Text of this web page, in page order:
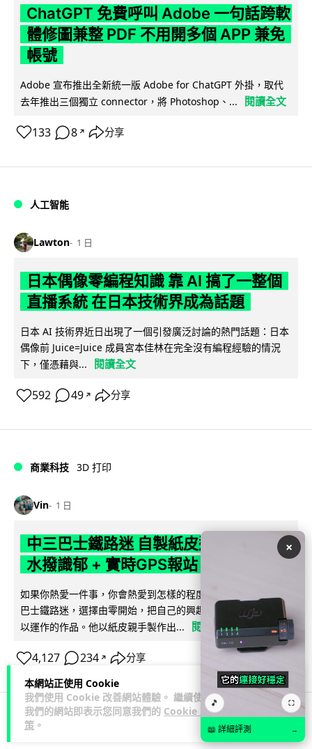
本網站正使用 Cookie
我們使用 Cookie 改善網站體驗。 繼續使用
我們的網站即表示您同意我們的 Cookie 政
策 。
ChatGPT 免費呼叫 Adobe 一句話跨軟
體修圖兼整 PDF 不用開多個 APP 兼免
帳號
Adobe 宣布推出全新統一版 Adobe for ChatGPT 外掛，取代
去年推出三個獨立 connector，將 Photoshop、...
閱讀全文
133 8 ↗ 分享
人工智能
Lawton 1 日
日本偶像零編程知識 靠 AI 搞了一整個
直播系統 在日本技術界成為話題
日本 AI 技術界近日出現了一個引發廣泛討論的熱門話題：日本
偶像前 Juice=Juice 成員宮本佳林在完全沒有編程經驗的情況
下，僅憑藉與...
閱讀全文
592 49 ↗ 分享
商業科技 3D 打印
Vin 1 日
中三巴士鐵路迷 自製紙皮遙控巴士 門,
水撥識郁 + 實時GPS報站
如果你熱愛一件事，你會熱愛到怎樣的程度？一位就讀中三的
巴士鐵路迷，選擇由零開始，把自己的興趣一步步變成真正可
以運作的作品。他以紙皮親手製作出...
閱讀全文
4,127 234 ↗ 分享
科技娛樂
×
🎵 ⛶
📖 詳細評測 →